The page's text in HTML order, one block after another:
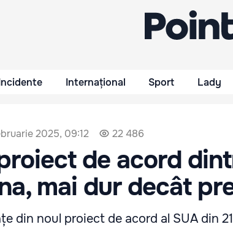
Internațional Sport Lady
2025, 09:12 22 486
de acord
mai dur decât
din noul proiect de acord al SUA din